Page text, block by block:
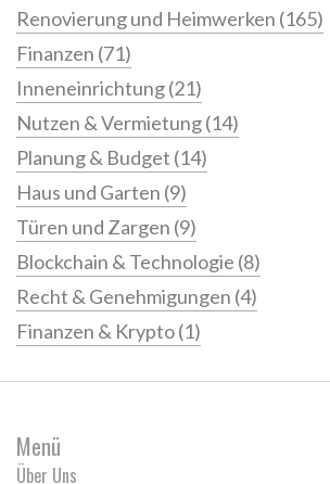
Renovierung und Heimwerken (165)
Finanzen (71)
Inneneinrichtung(21)
Nutzen & Vermietung(14)
Planung & Budget (14)
Haus und Garten (9)
Türen und Zargen (9)
Blockchain & Technologie (8)
Recht & Genehmigungen (4)
Finanzen & Krypto(1)
Menü
Über Uns